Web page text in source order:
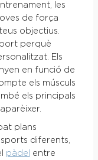
les
de força
objectius.
perquè
Els
en funció de
els músculs
els principals
plans
diferents,
pàdel
entre